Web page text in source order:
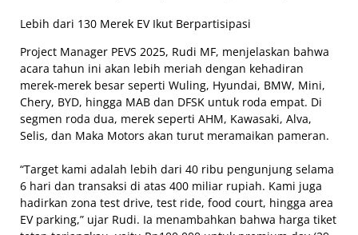
Lebih dari 130 Merek EV Ikut Berpartisipasi
Project Manager PEVS 2025, Rudi MF, menjelaskan bahwa
acara tahun ini akan lebih meriah dengan kehadiran
merek-merek besar seperti Wuling, Hyundai, BMW, Mini,
Chery, BYD, hingga MAB dan DFSK untuk roda empat. Di
segmen roda dua, merek seperti AHM, Kawasaki, Alva,
Selis, dan Maka Motors akan turut meramaikan pameran.
“Target kami adalah lebih dari 40 ribu pengunjung selama
6 hari dan transaksi di atas 400 miliar rupiah. Kami juga
hadirkan zona test drive, test ride, food court, hingga area
EV parking,” ujar Rudi. Ia menambahkan bahwa harga tiket